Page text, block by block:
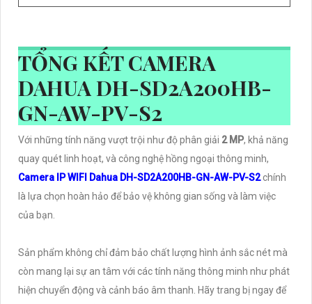
TỔNG KẾT CAMERA
DAHUA DH-SD2A200HB-
GN-AW-PV-S2
Với những tính năng vượt trội như độ phân giải 2 MP, khả năng
quay quét linh hoạt, và công nghệ hồng ngoại thông minh,
Camera IP WIFI Dahua DH-SD2A200HB-GN-AW-PV-S2chính
là lựa chọn hoàn hảo để bảo vệ không gian sống và làm việc
của bạn.
Sản phẩm không chỉ đảm bảo chất lượng hình ảnh sắc nét mà
còn mang lại sự an tâm với các tính năng thông minh như phát
hiện chuyển động và cảnh báo âm thanh. Hãy trang bị ngay để